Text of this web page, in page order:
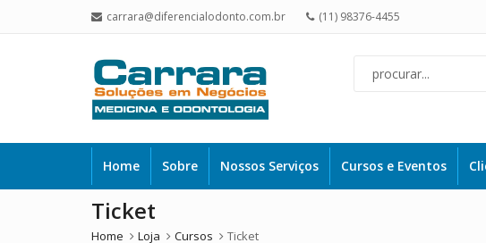
carrara@diferencialodonto.com.br (11) 98376-4455
Home Sobre Nossos Serviços Cursos e Eventos
Ticket
Home Loja Cursos Ticket